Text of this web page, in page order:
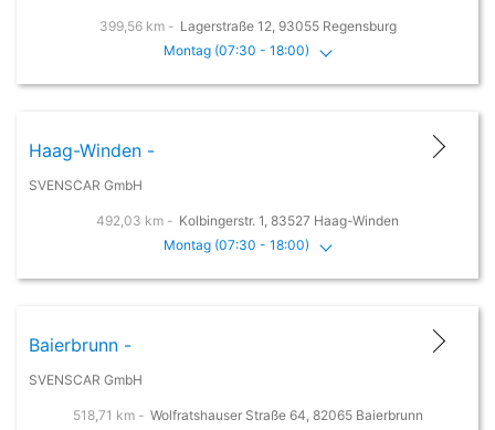
399,56 km - Lagerstraße 12, 93055 Regensburg
Montag (07:30 - 18:00)
Haag-Winden -
SVENSCAR GmbH
492,03 km - Kolbingerstr. 1, 83527 Haag-Winden
Montag (07:30 - 18:00)
Baierbrunn -
SVENSCAR GmbH
518,71 km - Wolfratshauser Straße 64, 82065 Baierbrunn